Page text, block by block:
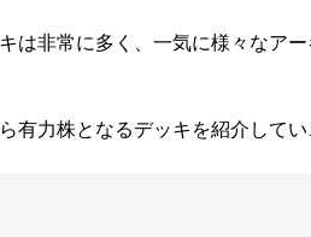
非常に多く、一気に様々なア
力株となるデッキを紹介してい